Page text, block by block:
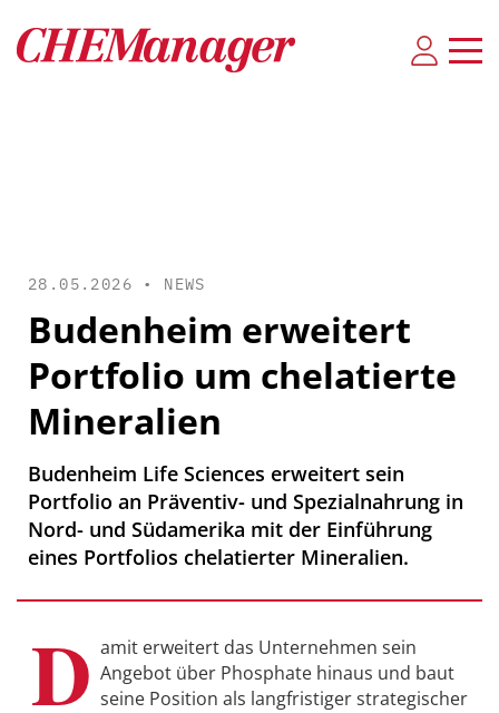
28.05.2026 • NEWS
Budenheim erweitert
Portfolio um chelatierte
Mineralien
Budenheim Life Sciences erweitert sein
Portfolio an Präventiv- und Spezialnahrung in
Nord- und Südamerika mit der Einführung
eines Portfolios chelatierter Mineralien.
D amit erweitert das Unternehmen sein
Angebot über Phosphate hinaus und baut
seine Position als langfristiger strategischer